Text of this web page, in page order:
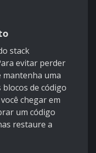
stack
evitar perder
mantenha uma
de código
chegar em
um código
restaure a